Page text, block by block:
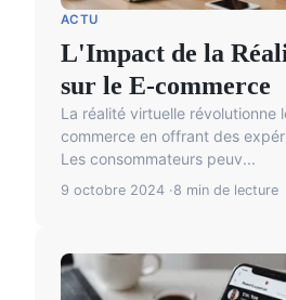
ACTU
L'Impact de la
sur le E-commerce
La réalité virtuelle révolutionne
commerce en offrant des
Les consommateurs peuv...
9 octobre 2024 8 min de lecture